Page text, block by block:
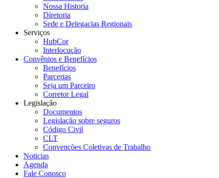
Nossa Historia
Diretoria
Sede e Delegacias Regionais
Serviços
HubCor
Interlocução
Convênios e Benefícios
Benefícios
Parcerias
Seja um Parceiro
Corretor Legal
Legislação
Documentos
Legislação sobre seguros
Código Civil
CLT
Convenções Coletivas de Trabalho
Noticias
Agenda
Fale Conosco